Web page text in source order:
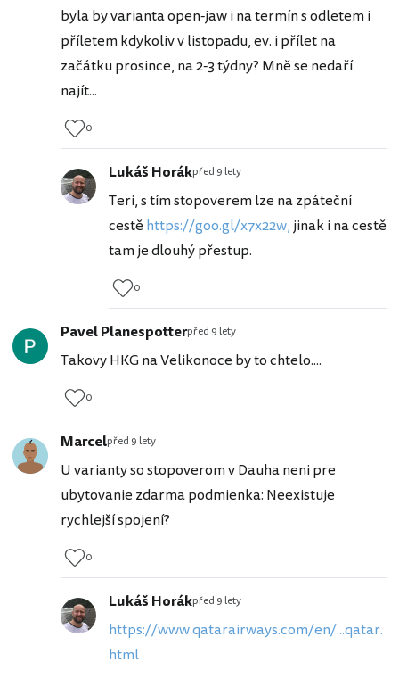
byla by varianta open-jaw i na termín s odletem i
příletem kdykoliv v listopadu, ev. i přílet na
začátku prosince, na 2-3 týdny? Mně se nedaří
najít...
0
Lukáš Horákpřed 9 lety
Teri, s tím stopoverem lze na zpáteční
cestě https://goo.gl/x7x22w,jinak i na cestě
tam je dlouhý přestup.
0
Pavel Planespotterpřed 9 lety
Takovy HKG na Velikonoce by to chtelo....
0
Marcelpřed 9 lety
U varianty so stopoverom v Dauha neni pre
ubytovanie zdarma podmienka: Neexistuje
rychlejší spojení?
0
Lukáš Horákpřed 9 lety
https://www.qatarairways.com/en/...qatar.
html